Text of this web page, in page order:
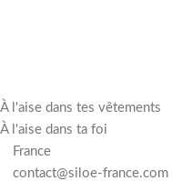
À l'aise dans tes vêtements
À l'aise dans ta foi
France
contact@siloe-france.com